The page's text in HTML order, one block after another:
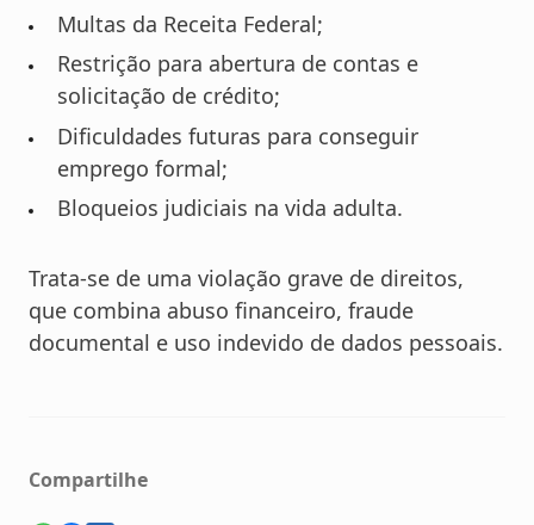
Multas da Receita Federal;
Restrição para abertura de contas e
solicitação de crédito;
Dificuldades futuras para conseguir
emprego formal;
Bloqueios judiciais na vida adulta.
Trata-se de uma violação grave de direitos,
que combina abuso financeiro, fraude
documental e uso indevido de dados pessoais.
Compartilhe